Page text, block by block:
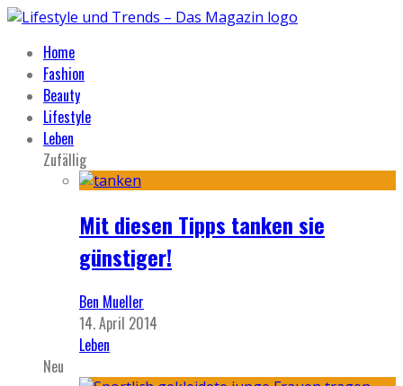
Home
Fashion
Beauty
Lifestyle
Leben
Zufällig
Mit diesen Tipps tanken sie
günstiger!
Ben Mueller
14. April 2014
Leben
Neu